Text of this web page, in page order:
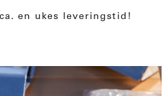
en ukes leveringstid!